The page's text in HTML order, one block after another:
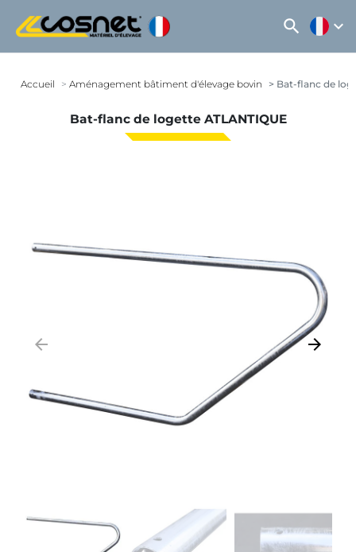
search expand_more
Accueil Aménagement bâtiment d'élevage bovin Bat-flanc de
Bat-flanc de logette ATLANTIQUE
arrow_backward Suivant
arrow_forward